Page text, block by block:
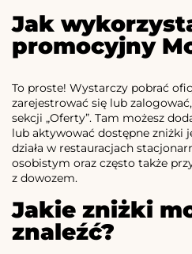
Jak
promocyjny
To proste! Wystarczy pobrać
zarejestrować się lub
sekcji „Oferty”. Tam możesz
lub aktywować dostępne zniżki
działa w restauracjach
osobistym oraz często także
z dowozem.
Jakie zniżki
znaleźć?